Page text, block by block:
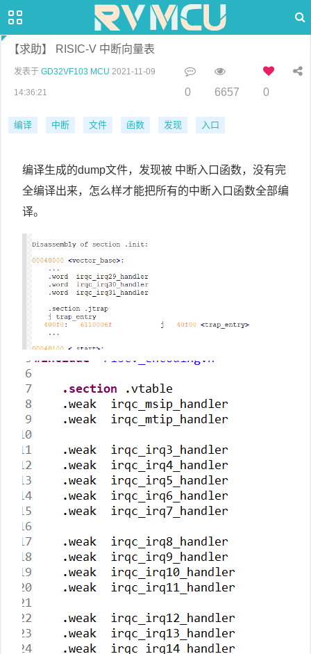
【求助】 RISIC-V 中断向量表
发表于 GD32VF103 MCU 2021-11-09
14:36:21 0 6657 0
编译 中断 文件 函数 发现 入口
编译生成的dump文件，发现被 中断入口函数，没有完
全编译出来，怎么样才能把所有的中断入口函数全部编
译。